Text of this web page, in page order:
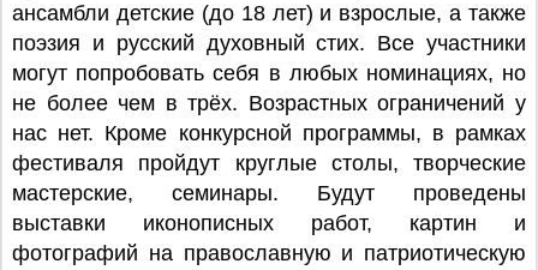
ансамбли детские (до 18 лет) и взрослые, а также
поэзия и русский духовный стих. Все участники
могут попробовать себя в любых номинациях, но
не более чем в трёх. Возрастных ограничений у
нас нет. Кроме конкурсной программы, в рамках
фестиваля пройдут круглые столы, творческие
мастерские, семинары. Будут проведены
выставки иконописных работ, картин и
фотографий на православную и патриотическую